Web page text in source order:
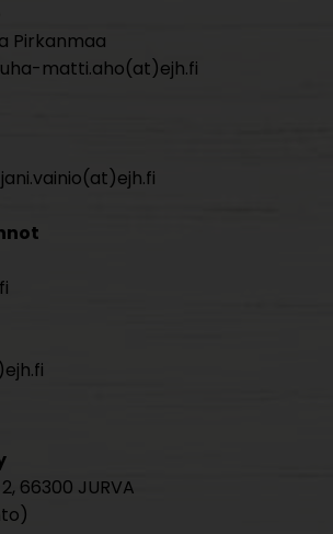
Pirkanmaa
matti.aho(at)ejh.fi
66300 JURVA